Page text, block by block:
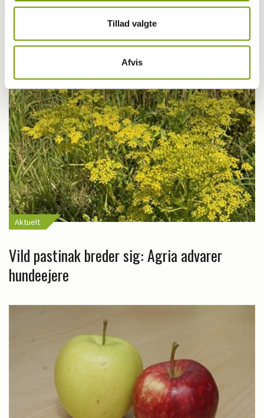
Tillad valgte
Afvis
Første bichon havanais med BH-titel
Aktuelt
Vild pastinak breder sig: Agria advarer
hundeejere